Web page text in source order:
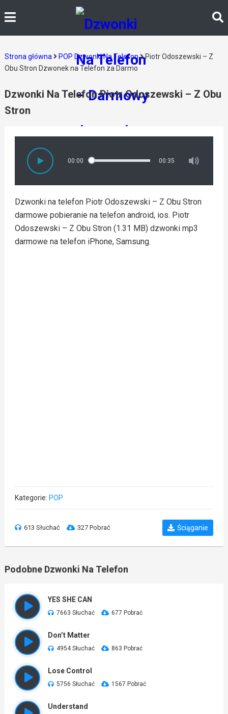
Strona główna POP Dzwonki Na Telefon
Piotr Odoszewski – Z
Obu Stron Dzwonek na Telefon za Darmo
Dzwonki Na Telefon Piotr Odoszewski – Z Obu
Stron
00:00 00:35
Dzwonki na telefon Piotr Odoszewski – Z Obu Stron
darmowe pobieranie na telefon android, ios. Piotr
Odoszewski – Z Obu Stron (1.31 MB) dzwonki mp3
darmowe na telefon iPhone, Samsung.
Kategorie: POP
613 Słuchać 327 Pobrać Ściąganie
Podobne Dzwonki Na Telefon
YES SHE CAN
7663 Słuchać 677 Pobrać
Don’t Matter
4954 Słuchać 863 Pobrać
Lose Control
5756 Słuchać 1567 Pobrać
Understand